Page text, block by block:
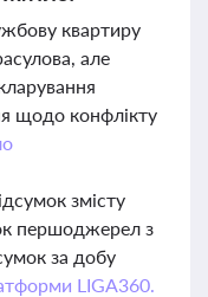
квартиру
але
щодо конфлікту
змісту
першоджерел з
за добу
LIGA360.